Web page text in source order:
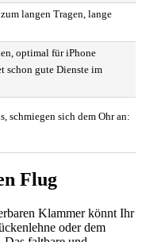
langen Tragen, lange
optimal für iPhone
schon gute Dienste im
schmiegen sich dem Ohr an:
Flug
Klammer könnt Ihr
oder dem